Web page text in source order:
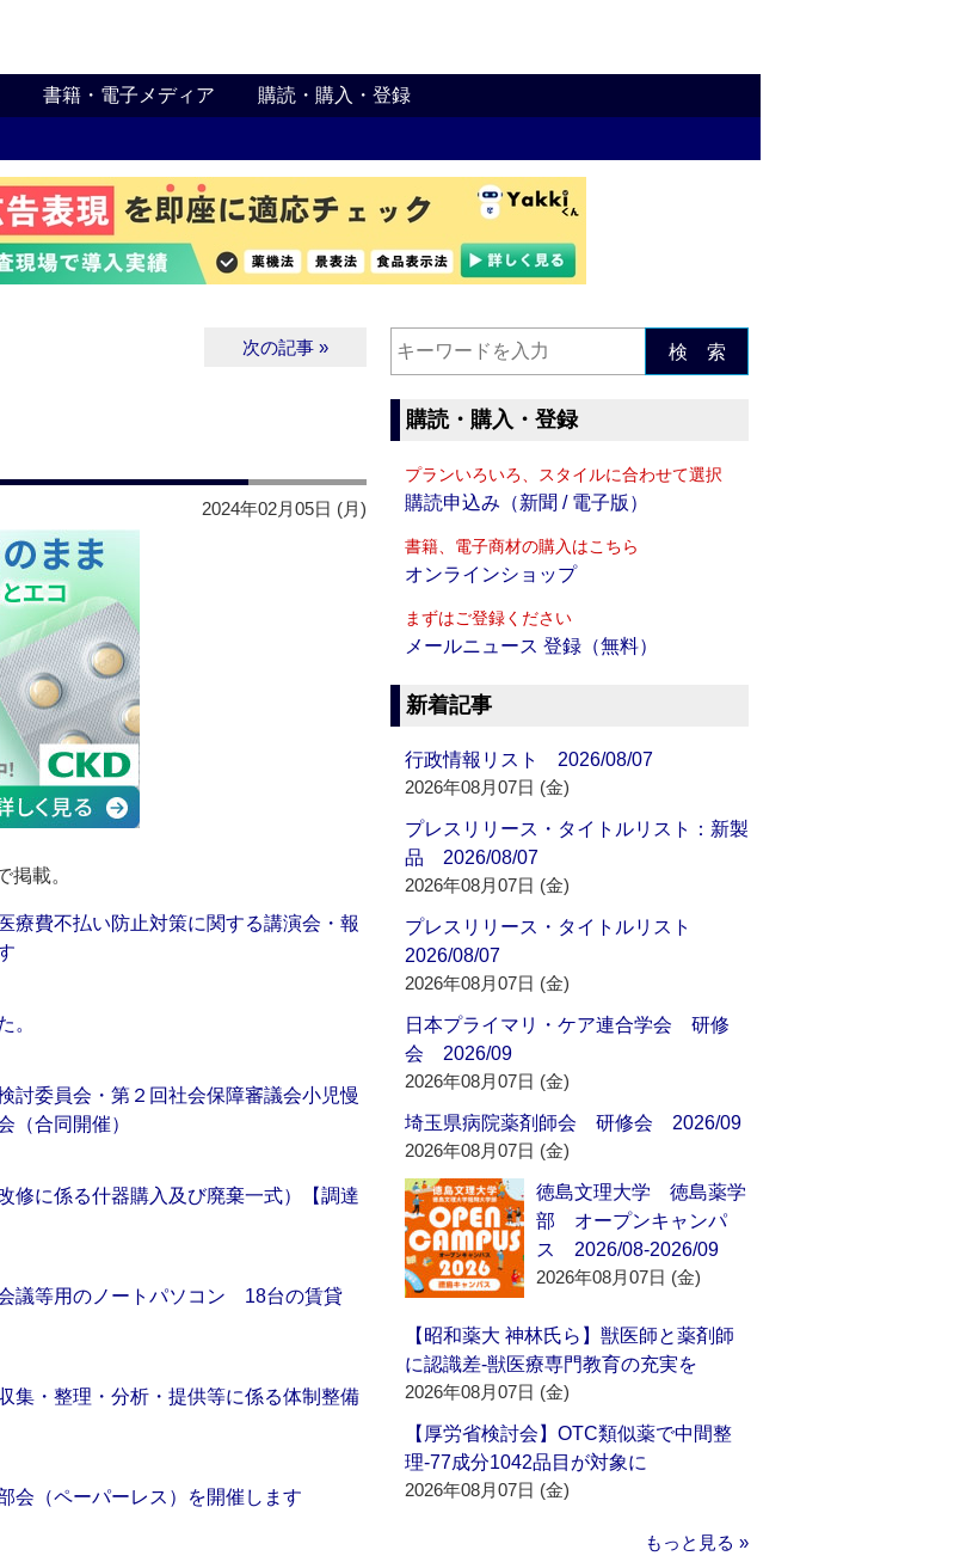
書籍・電子メディア 購読・購入・登録
次の記事 »
2024年02月05日 (月)
載。
療費不払い防止対策に関する講演会・報
。
討委員会・第２回社会保障審議会小児慢
（合同開催）
修に係る什器購入及び廃棄一式）【調達
議等用のノートパソコン 18台の賃貸
集・整理・分析・提供等に係る体制整備
（ペーパーレス）を開催します
検 索
購読・購入・登録
プランいろいろ、スタイルに合わせて選択
購読申込み（新聞 / 電子版）
書籍、電子商材の購入はこちら
オンラインショップ
まずはご登録ください
メールニュース 登録（無料）
新着記事
行政情報リスト 2026/08/07
2026年08月07日 (金)
プレスリリース・タイトルリスト：新製
品 2026/08/07
2026年08月07日 (金)
プレスリリース・タイトルリスト
2026/08/07
2026年08月07日 (金)
日本プライマリ・ケア連合学会 研修
会 2026/09
2026年08月07日 (金)
埼玉県病院薬剤師会 研修会 2026/09
2026年08月07日 (金)
徳島文理大学 徳島薬学
部 オープンキャンパ
ス 2026/08-2026/09
2026年08月07日 (金)
【昭和薬大 神林氏ら】獣医師と薬剤師
に認識差‐獣医療専門教育の充実を
2026年08月07日 (金)
【厚労省検討会】OTC類似薬で中間整
理‐77成分1042品目が対象に
2026年08月07日 (金)
もっと見る »